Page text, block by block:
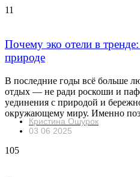
11
Почему эко отели в
природе
В последние годы всё больше
отдых — не ради роскоши и
уединения с природой и
окружающему миру. Именно
Кристина Ошурок
03 06 2025
105